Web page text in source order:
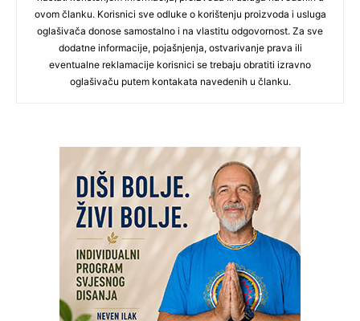
ovom članku. Korisnici sve odluke o korištenju proizvoda i usluga
oglašivača donose samostalno i na vlastitu odgovornost. Za sve
dodatne informacije, pojašnjenja, ostvarivanje prava ili
eventualne reklamacije korisnici se trebaju obratiti izravno
oglašivaču putem kontakata navedenih u članku.